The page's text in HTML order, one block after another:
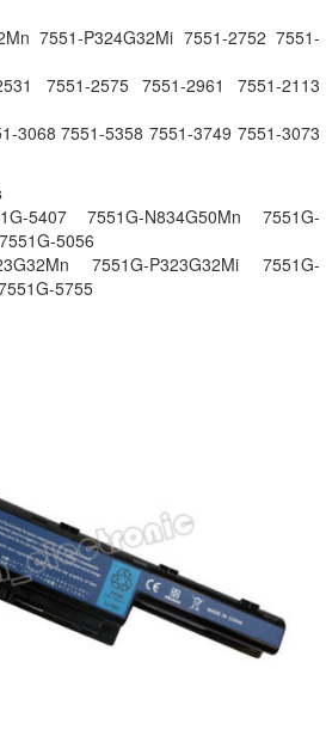
7551-P324G32Mi 7551-2752 7551-
7551-2575 7551-2961 7551-2113
3068 7551-5358 7551-3749 7551-3073
5407 7551G-N834G50Mn 7551G-
5056
7551G-P323G32Mi 7551G-
5755